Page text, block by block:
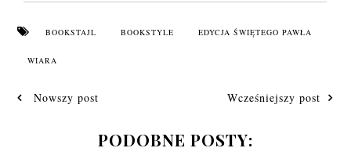
BOOKSTAJL BOOKSTYLE EDYCJA ŚWIĘTEGO PAWŁA
WIARA
Nowszy post Wcześniejszy post
PODOBNE POSTY: